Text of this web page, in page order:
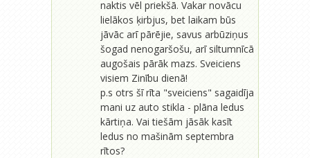
naktis vēl priekšā. Vakar novācu
lielākos ķirbjus, bet laikam būs
jāvāc arī pārējie, savus arbūziņus
šogad nenogaršošu, arī siltumnīcā
augošais pārāk mazs. Sveiciens
visiem Zinību dienā!
p.s otrs šī rīta "sveiciens" sagaidīja
mani uz auto stikla - plāna ledus
kārtiņa. Vai tiešām jāsāk kasīt
ledus no mašinām septembra
rītos?